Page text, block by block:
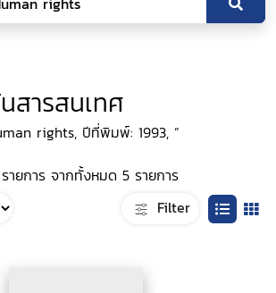
สารสนเทศ
rights, ปีที่พิมพ์: 1993, ”
ายการ จากทั้งหมด 5 รายการ
Filter